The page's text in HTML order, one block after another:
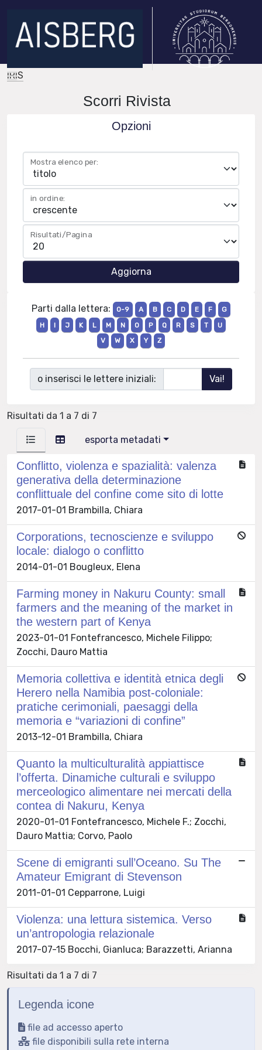
IRIS
Scorri Rivista
Opzioni
Mostra elenco per:
in ordine:
Risultati/Pagina
Parti dalla lettera: 0-9 A B C D E F
G
H
I J K L M N O P Q R S T
U
V
W X Y Z
o inserisci le lettere iniziali:
Risultati da 1 a 7 di 7
esporta metadati
Conflitto, violenza e spazialità: valenza
generativa della determinazione
conflittuale del confine come sito di lotte
2017-01-01 Brambilla, Chiara
Corporations, tecnoscienze e sviluppo
locale: dialogo o conflitto
2014-01-01 Bougleux, Elena
Farming money in Nakuru County: small
farmers and the meaning of the market in
the western part of Kenya
2023-01-01 Fontefrancesco, Michele Filippo;
Zocchi, Dauro Mattia
Memoria collettiva e identità etnica degli
Herero nella Namibia post-coloniale:
pratiche cerimoniali, paesaggi della
memoria e “variazioni di confine”
2013-12-01 Brambilla, Chiara
Quanto la multiculturalità appiattisce
l’offerta. Dinamiche culturali e sviluppo
merceologico alimentare nei mercati della
contea di Nakuru, Kenya
2020-01-01 Fontefrancesco, Michele F.; Zocchi,
Dauro Mattia; Corvo, Paolo
Scene di emigranti sull’Oceano. Su The
Amateur Emigrant di Stevenson
2011-01-01 Cepparrone, Luigi
Violenza: una lettura sistemica. Verso
un’antropologia relazionale
2017-07-15 Bocchi, Gianluca; Barazzetti, Arianna
Risultati da 1 a 7 di 7
Legenda icone
file ad accesso aperto
file disponibili sulla rete interna